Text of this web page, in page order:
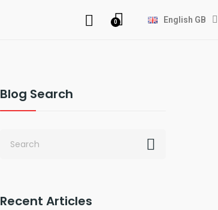
English GB
Blog Search
Recent Articles